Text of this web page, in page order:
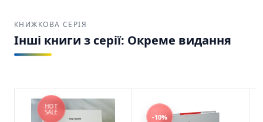
КНИЖКОВА СЕРІЯ
Інші книги з серії: Окреме видання
HOT
SALE
-10%